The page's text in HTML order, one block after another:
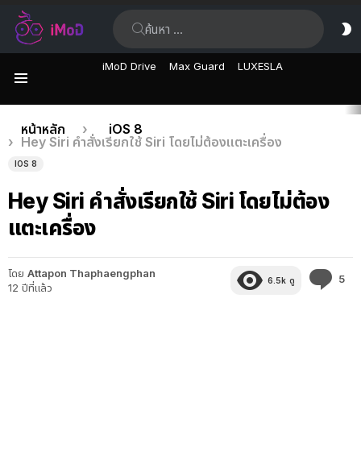
iMoD Drive Max Guard LUXESLA
เรื่อง
ล่าสุด
คุณอยู่ที่นี่:
หน้าหลัก
iOS 8
Hey Siri คำสั่งเรียกใช้ Siri โดยไม่ต้องแตะเครื่อง
IOS 8
Hey Siri คำสั่งเรียกใช้ Siri โดยไม่ต้อง
แตะเครื่อง
โดย Attapon Thaphaengphan
12 ปีที่แล้ว
6.5k ดู 5